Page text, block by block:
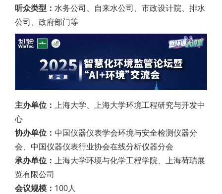
听众类型： 水务公司、自来水公司、市政设计院、排水
公司、政府部门等
主办单位： 上海大学、上海大学环境工程研究与开发中
心
协办单位： 中国仪器仪表学会环境与安全检测仪器分
会、中国仪器仪表行业协会在线分析仪器分会
承办单位： 上海大学环境与化学工程学院、上海荷瑞展
览有限公司
会议规模： 100人